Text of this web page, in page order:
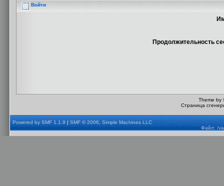
Войти
Продолжительность
Theme by
Страница
Powered by SMF 1.1.9|SMF © 2006, Simple Machines LLC
Файл: /